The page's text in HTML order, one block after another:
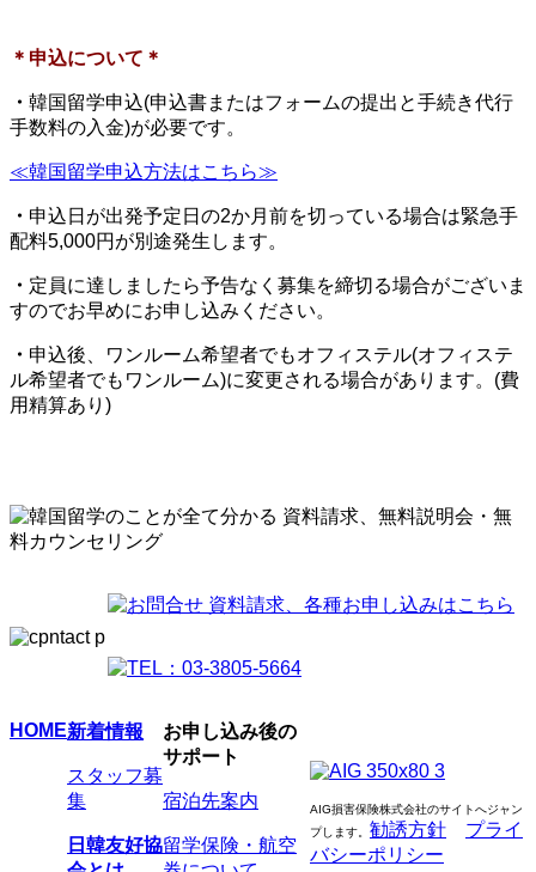
＊申込について＊
・ 韓国留学申込(申込書またはフォームの提出と手続き代行
手数料の入金)が必要です。
≪韓国留学申込方法はこちら≫
・ 申込日が出発予定日の2か月前を切っている場合は緊急手
配料5,000円が別途発生します。
・ 定員に達しましたら予告なく募集を締切る場合がございま
すのでお早めにお申し込みください。
・ 申込後、ワンルーム希望者でもオフィステル(オフィステ
ル希望者でもワンルーム)に変更される場合があります。(費
用精算あり)
HOME新着情報
スタッフ募
集
日韓友好協
お申し込み後の
サポート
宿泊先案内
留学保険・航空
AIG損害保険株式会社のサイトへジャン
プします
勧誘方針
プライ
バシーポリシー